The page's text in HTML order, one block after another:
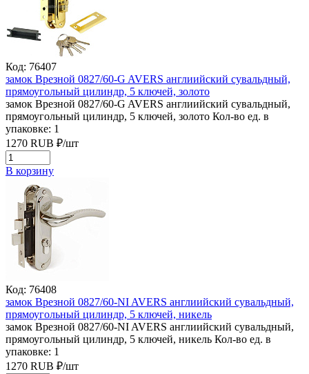
Код: 76407
замок Врезной 0827/60-G AVERS англиийский сувальдный,
прямоугольный цилиндр, 5 ключей, золото
замок Врезной 0827/60-G AVERS англиийский сувальдный,
прямоугольный цилиндр, 5 ключей, золото Кол-во ед. в
упаковке: 1
1270 RUB ₽/шт
В корзину
Код: 76408
замок Врезной 0827/60-NI AVERS англиийский сувальдный,
прямоугольный цилиндр, 5 ключей, никель
замок Врезной 0827/60-NI AVERS англиийский сувальдный,
прямоугольный цилиндр, 5 ключей, никель Кол-во ед. в
упаковке: 1
1270 RUB ₽/шт